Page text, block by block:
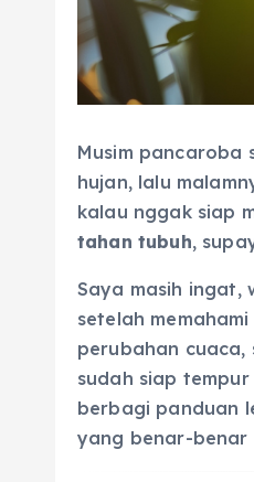
Musim pancaroba
hujan, lalu
kalau nggak siap
tahan tubuh,
Saya masih ingat,
setelah
perubahan
sudah siap
berbagi panduan
yang benar-benar